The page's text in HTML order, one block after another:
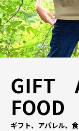
GIFT
FOOD
ギフト、アパレル、